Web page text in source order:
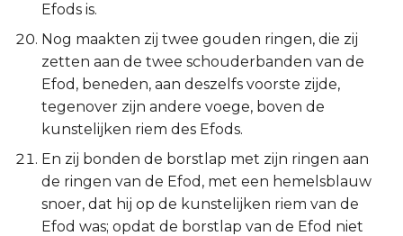
Efods is.
Nog maakten zij twee gouden ringen, die zij
zetten aan de twee schouderbanden van de
Efod, beneden, aan deszelfs voorste zijde,
tegenover zijn andere voege, boven de
kunstelijken riem des Efods.
En zij bonden de borstlap met zijn ringen aan
de ringen van de Efod, met een hemelsblauw
snoer, dat hij op de kunstelijken riem van de
Efod was; opdat de borstlap van de Efod niet